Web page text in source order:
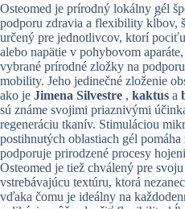
Osteomed je prírodný lokálny gél
podporu zdravia a flexibility kĺbov,
určený pre jednotlivcov, ktorí
alebo napätie v pohybovom
vybrané prírodné zložky na
mobility. Jeho jedinečné zloženie
ako je Jimena Silvestre , kaktus a
sú známe svojimi priaznivými
regeneráciu tkanív. Stimuláciou
postihnutých oblastiach gél
podporuje prirodzené procesy
Osteomed je tiež chválený pre
vstrebávajúcu textúru, ktorá
vďaka čomu je ideálny na